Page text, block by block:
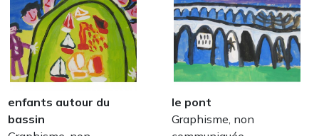
enfants autour du
bassin
le pont
Graphisme, non